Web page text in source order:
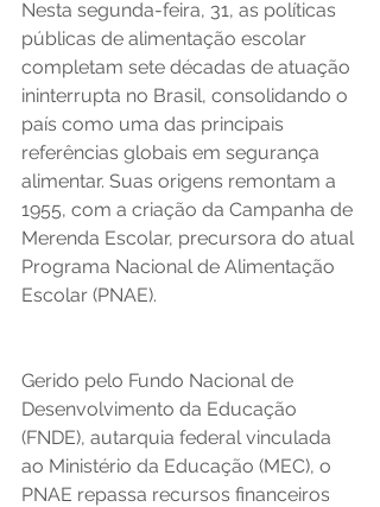
Nesta segunda-feira, 31, as políticas
públicas de alimentação escolar
completam sete décadas de atuação
ininterrupta no Brasil, consolidando o
país como uma das principais
referências globais em segurança
alimentar. Suas origens remontam a
1955, com a criação da Campanha de
Merenda Escolar, precursora do atual
Programa Nacional de Alimentação
Escolar (PNAE).
Gerido pelo Fundo Nacional de
Desenvolvimento da Educação
(FNDE), autarquia federal vinculada
ao Ministério da Educação (MEC), o
PNAE repassa recursos financeiros